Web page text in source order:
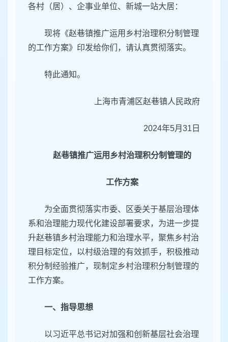
各村（居）、企事业单位、新城一站大居：
现将《赵巷镇推广运用乡村治理积分制管理
的工作方案》印发给你们，请认真贯彻落实。
特此通知。
上海市青浦区赵巷镇人民政府
2024年5月31日
赵巷镇推广运用乡村治理积分制管理的
工作方案
为全面贯彻落实市委、区委关于基层治理体
系和治理能力现代化建设部署要求，为进一步提
升赵巷镇乡村治理能力和治理水平，聚焦乡村治
理目标定位，以村级治理的有效抓手，积极推动
积分制经验推广，现制定乡村治理积分制管理的
工作方案。
一、指导思想
以习近平总书记对加强和创新基层社会治理